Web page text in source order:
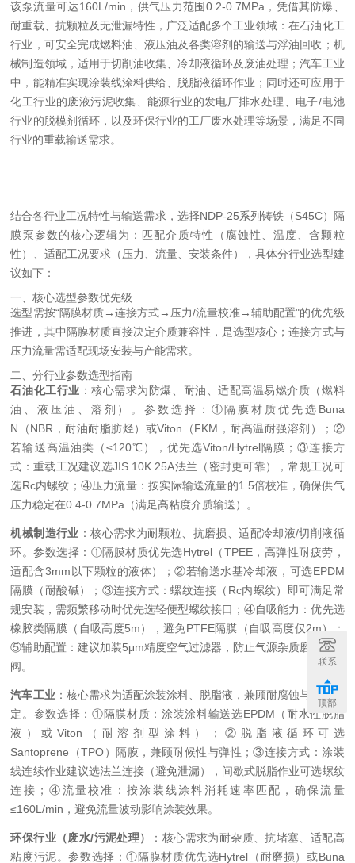
该泵流量可达160L/min，供气压力范围0.2-0.7MPa，凭借其防爆、
耐重载、抗颗粒及无泄漏特性，广泛适配多个工业领域：在石油化工
行业，可安全完成燃料油、液压油及各类溶剂的输送与浮油回收；机
械制造领域，适用于切削油收集、冷却液循环及废油处理；汽车工业
中，能精准实现涂装线涂料供给、脱脂液循环作业；同时还可应用于
化工行业的废液污泥收集、能源行业的发电厂排水处理、电子/电池
行业的脱模剂循环，以及环保行业的工厂废水处理等场景，满足不同
行业的重载输送需求。
结合各行业工况特性与输送需求，选择NDP-25系列铸铁（S45C）隔
膜泵参数的核心逻辑为：匹配介质特性（腐蚀性、温度、含颗粒
性）、适配工况要求（压力、流量、安装条件），具体分行业选型建
议如下：
一、核心选型参数优先级
选型需按“隔膜材质→连接方式→压力/流量校准→辅助配置"的优先级
推进，其中隔膜材质直接决定介质兼容性，是选型核心；连接方式与
压力流量需适配现场安装与产能需求。
二、分行业参数选型指南
石油化工行业 ：核心需求为防爆、耐油、适配高温易燃介质（燃料
油、液压油、溶剂）。参数选择：①隔膜材质优先选Buna
N（NBR，耐油耐脂肪烃）或Viton（FKM，耐高温耐强溶剂）；②
若输送高温油类（≤120℃），优先选Viton/Hytrel隔膜；③连接方
式：重载工况建议选JIS 10K 25A法兰（密封更可靠），常规工况可
选Rc内螺纹；④压力流量：按实际输送流量的1.5倍校准，确保供气
压力稳定在0.4-0.7MPa（满足高粘度介质输送）。
机械制造行业 ：核心需求为耐颗粒、抗磨损、适配冷却液/切削液循
环。参数选择：①隔膜材质优先选Hytrel（TPEE，高弹性耐疲劳，
适配含3mm以下颗粒的液体）；②若输送水基冷却液，可选EPDM
隔膜（耐酸碱）；③连接方式：螺纹连接（Rc内螺纹）即可满足常
规安装，需频繁移动时优先选轻便型螺纹接口；④自吸能力：优先选
橡胶类隔膜（自吸高度5m），避免PTFE隔膜（自吸高度仅2m）；
⑤辅助配置：建议加装5μm精度空气过滤器，防止气源杂质磨损空气
阀。
汽车工业：核心需求为适配涂装涂料、脱脂液，兼顾耐腐蚀与流量稳
定。参数选择：①隔膜材质：涂装涂料输送选EPDM（耐水性脱脂
液）或Viton（耐溶剂型涂料）；②脱脂液循环可选
Santoprene（TPO）隔膜，兼顾耐候性与弹性；③连接方式：涂装
线连续作业建议选法兰连接（避免泄漏），间歇式脱脂作业可选螺纹
连接；④流量校准：按涂装线涂料消耗速率匹配，确保流量
≤160L/min，避免流量波动影响涂装效果。
环保行业（废水/污泥处理）
：核心需求为耐杂质、抗堵塞、适配高
粘度污泥。参数选择：①隔膜材质优先选Hytrel（耐磨损）或Buna
联系
顶部